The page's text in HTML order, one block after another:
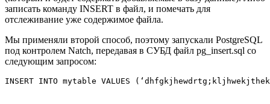
записать команду INSERT в файл, и помечать для
отслеживание уже содержимое файла.
Мы применяли второй способ, поэтому запускали PostgreSQL
под контролем Natch, передавая в СУБД файл pg_insert.sql со
следующим запросом:
INSERT INTO mytable VALUES